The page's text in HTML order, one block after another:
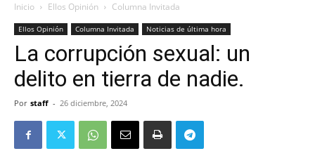
Inicio Ellos Opinión Columna Invitada
Ellos Opinión Columna Invitada Noticias de última hora
La corrupción sexual: un
delito en tierra de nadie.
Por staff - 26 diciembre, 2024